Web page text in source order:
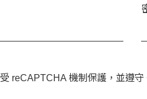
reCAPTCHA 機制保護，並遵守